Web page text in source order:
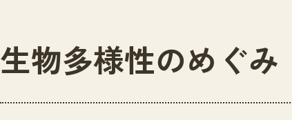
生物多様性のめぐみ